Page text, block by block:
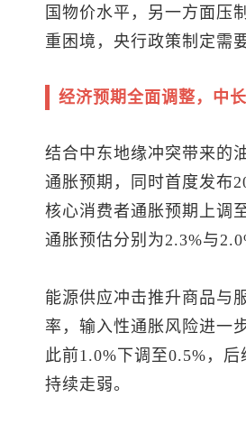
国物价水平，另一方面压
重困境，央行政策制定需
经济预期全面调整，中
结合中东地缘冲突带来的
通胀预期，同时首度发布
核心消费者通胀预期上调
通胀预估分别为2.3%与
能源供应冲击推升商品与
率，输入性通胀风险进一
此前1.0%下调至0.5%，
持续走弱。